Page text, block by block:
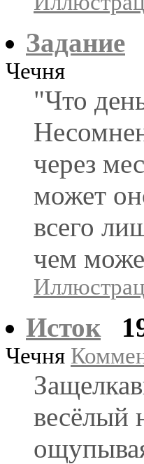
Задание
Чечня
"Что
через
может
всего
чем
Исток
Чечня
весёлый